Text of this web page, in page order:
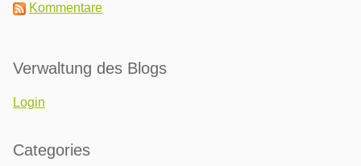
Kommentare
Verwaltung des Blogs
Login
Categories